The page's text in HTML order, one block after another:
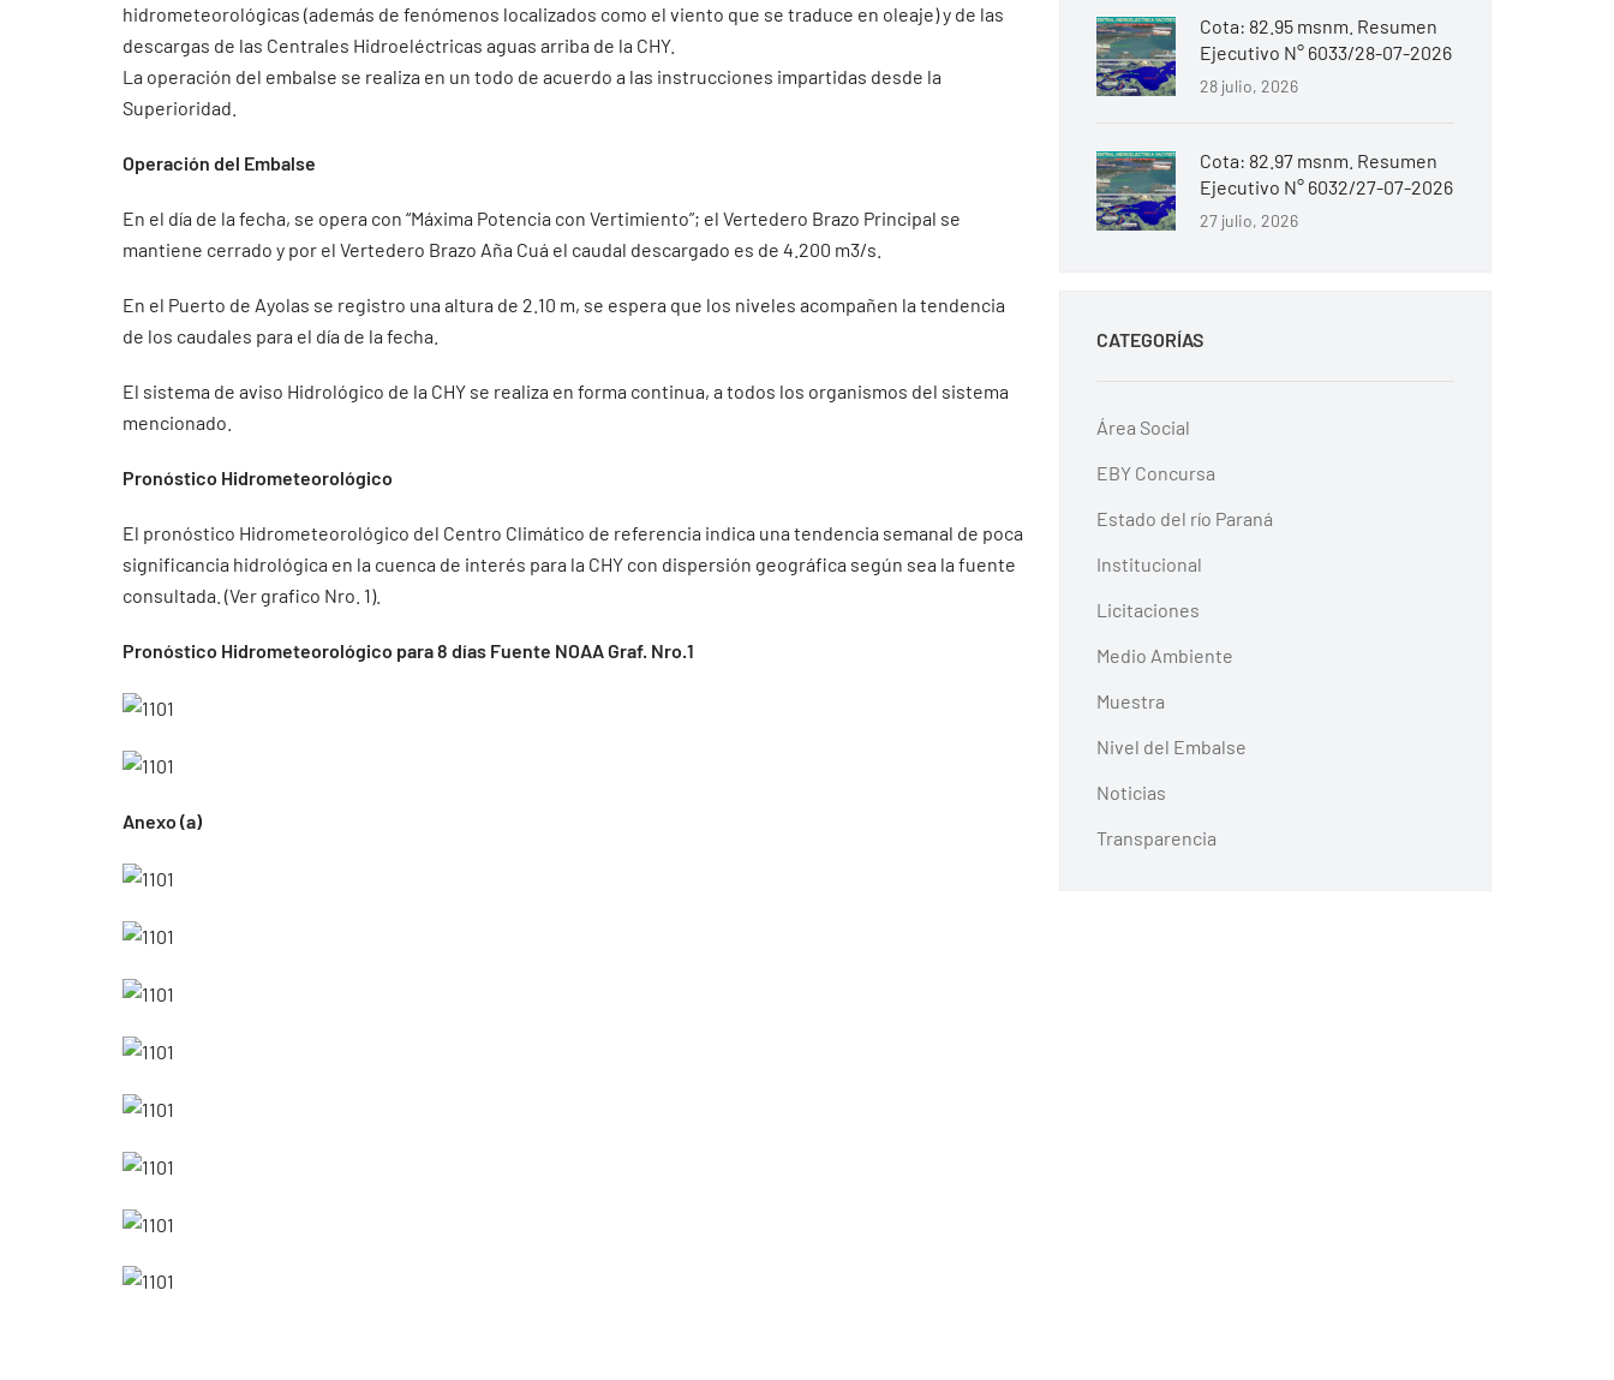
hidrometeorológicas (además de fenómenos localizados como el viento que se traduce en oleaje) y de las
descargas de las Centrales Hidroeléctricas aguas arriba de la CHY.
La operación del embalse se realiza en un todo de acuerdo a las instrucciones impartidas desde la
Superioridad.
Operación del Embalse
En el día de la fecha, se opera con “Máxima Potencia con Vertimiento”; el Vertedero Brazo Principal se
mantiene cerrado y por el Vertedero Brazo Aña Cuá el caudal descargado es de 4.200 m3/s.
En el Puerto de Ayolas se registro una altura de 2.10 m, se espera que los niveles acompañen la tendencia
de los caudales para el día de la fecha.
El sistema de aviso Hidrológico de la CHY se realiza en forma continua, a todos los organismos del sistema
mencionado.
Pronóstico Hidrometeorológico
El pronóstico Hidrometeorológico del Centro Climático de referencia indica una tendencia semanal de poca
significancia hidrológica en la cuenca de interés para la CHY con dispersión geográfica según sea la fuente
consultada. (Ver grafico Nro. 1).
Pronóstico Hidrometeorológico para 8 días Fuente NOAA Graf. Nro.1
Anexo (a)
Cota: 82.95 msnm. Resumen
Ejecutivo N° 6033/28-07-2026
28 julio, 2026
Cota: 82.97 msnm. Resumen
Ejecutivo N° 6032/27-07-2026
27 julio, 2026
CATEGORÍAS
Área Social
EBY Concursa
Estado del río Paraná
Institucional
Licitaciones
Medio Ambiente
Muestra
Nivel del Embalse
Noticias
Transparencia